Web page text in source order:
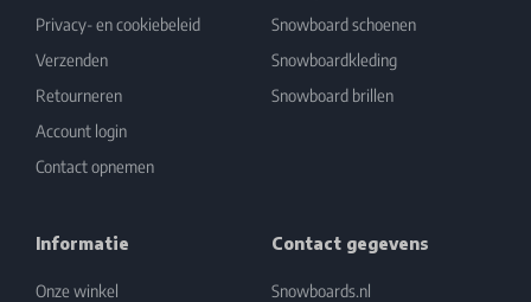
Privacy- en cookiebeleid
Verzenden
Retourneren
Account login
Contact opnemen
Snowboard schoenen
Snowboardkleding
Snowboard brillen
Informatie
Onze winkel
Contact gegevens
Snowboards.nl